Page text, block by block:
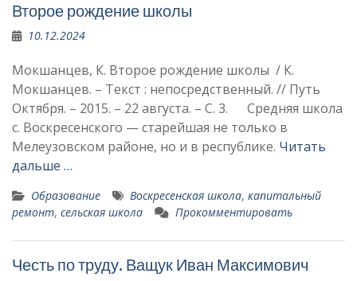
Второе рождение школы
10.12.2024
Мокшанцев, К. Второе рождение школы / К.
Мокшанцев. – Текст : непосредственный. // Путь
Октября. – 2015. – 22 августа. – С. 3. Средняя школа
с. Воскресенского — старей­шая не только в
Мелеузовском районе, но и в республике. Читать
дальше …
Образование Воскресенская школа, капитальный
ремонт, сельская школа Прокомментировать
Честь по труду. Ващук Иван Максимови­ч